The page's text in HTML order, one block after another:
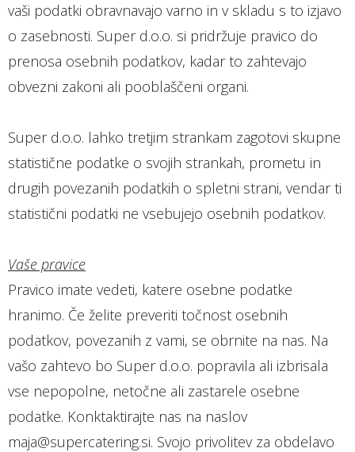
vaši podatki obravnavajo varno in v skladu s to izjavo
o zasebnosti. Super d.o.o. si pridržuje pravico do
prenosa osebnih podatkov, kadar to zahtevajo
obvezni zakoni ali pooblaščeni organi.
Super d.o.o. lahko tretjim strankam zagotovi skupne
statistične podatke o svojih strankah, prometu in
drugih povezanih podatkih o spletni strani, vendar ti
statistični podatki ne vsebujejo osebnih podatkov.
Vaše pravice
Pravico imate vedeti, katere osebne podatke
hranimo. Če želite preveriti točnost osebnih
podatkov, povezanih z vami, se obrnite na nas. Na
vašo zahtevo bo Super d.o.o. popravila ali izbrisala
vse nepopolne, netočne ali zastarele osebne
podatke. Konktaktirajte nas na naslov
maja@supercatering.si. Svojo privolitev za obdelavo